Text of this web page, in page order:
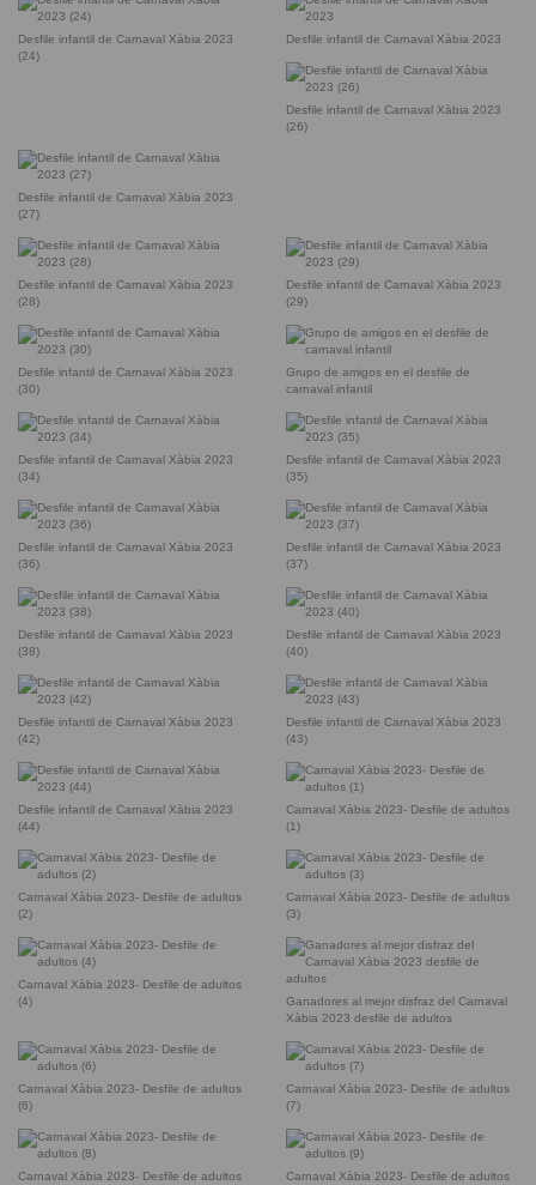
Desfile infantil de Carnaval Xàbia 2023
(24)
Desfile infantil de Carnaval Xàbia 2023
Desfile infantil de Carnaval Xàbia 2023
(26)
Desfile infantil de Carnaval Xàbia 2023
(27)
Desfile infantil de Carnaval Xàbia 2023
(28)
Desfile infantil de Carnaval Xàbia 2023
(29)
Desfile infantil de Carnaval Xàbia 2023
(30)
Grupo de amigos en el desfile de
carnaval infantil
Desfile infantil de Carnaval Xàbia 2023
(34)
Desfile infantil de Carnaval Xàbia 2023
(35)
Desfile infantil de Carnaval Xàbia 2023
(36)
Desfile infantil de Carnaval Xàbia 2023
(37)
Desfile infantil de Carnaval Xàbia 2023
(38)
Desfile infantil de Carnaval Xàbia 2023
(40)
Desfile infantil de Carnaval Xàbia 2023
(42)
Desfile infantil de Carnaval Xàbia 2023
(43)
Desfile infantil de Carnaval Xàbia 2023
(44)
Carnaval Xàbia 2023- Desfile de adultos
(1)
Carnaval Xàbia 2023- Desfile de adultos
(2)
Carnaval Xàbia 2023- Desfile de adultos
(3)
Carnaval Xàbia 2023- Desfile de adultos
(4)
Ganadores al mejor disfraz del Carnaval
Xàbia 2023 desfile de adultos
Carnaval Xàbia 2023- Desfile de adultos
(6)
Carnaval Xàbia 2023- Desfile de adultos
(7)
Carnaval Xàbia 2023- Desfile de adultos
Carnaval Xàbia 2023- Desfile de adultos